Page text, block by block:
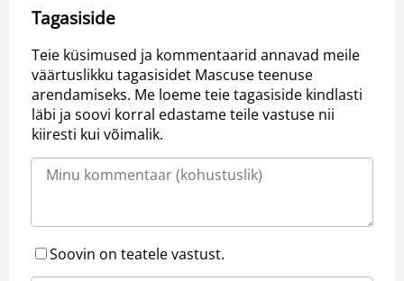
Tagasiside
Teie küsimused ja kommentaarid annavad meile
väärtuslikku tagasisidet Mascuse teenuse
arendamiseks. Me loeme teie tagasiside kindlasti
läbi ja soovi korral edastame teile vastuse nii
kiiresti kui võimalik.
Soovin on teatele vastust.